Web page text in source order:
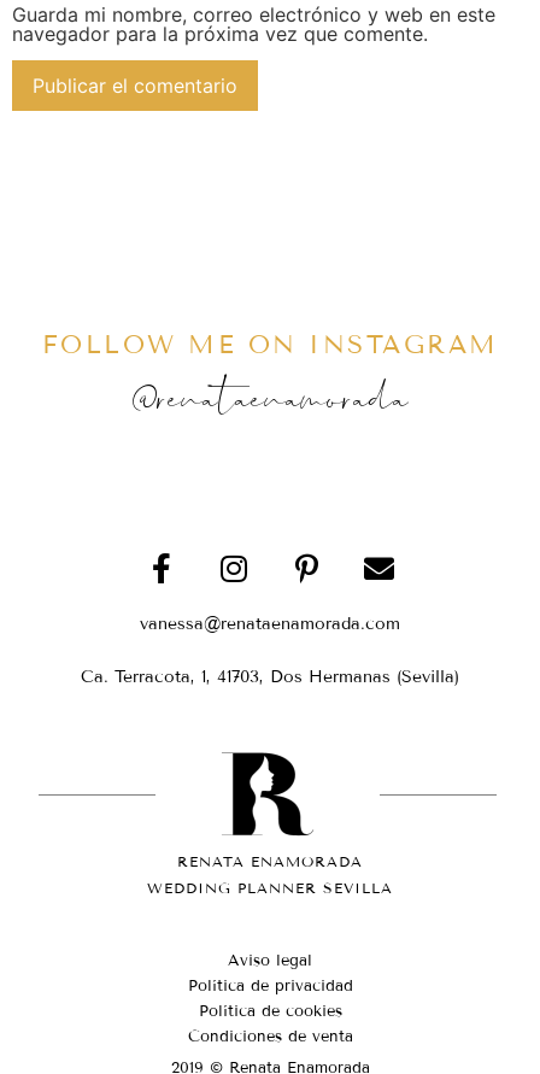
Guarda mi nombre, correo electrónico y web en este
navegador para la próxima vez que comente.
FOLLOW ME ON INSTAGRAM
@renataenamorada
vanessa@renataenamorada.com
Ca. Terracota, 1, 41703, Dos Hermanas (Sevilla)
RENATA ENAMORADA
WEDDING PLANNER SEVILLA
Aviso legal
Política de privacidad
Política de cookies
Condiciones de venta
2019 © Renata Enamorada